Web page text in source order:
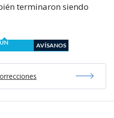
terminaron siendo
AVÍSANOS